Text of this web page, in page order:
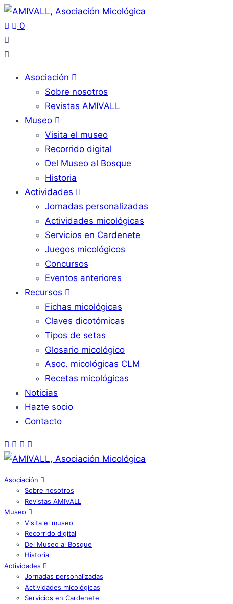
0
Asociación
Sobre nosotros
Revistas AMIVALL
Museo
Visita el museo
Recorrido digital
Del Museo al Bosque
Historia
Actividades
Jornadas personalizadas
Actividades micológicas
Servicios en Cardenete
Juegos micológicos
Concursos
Eventos anteriores
Recursos
Fichas micológicas
Claves dicotómicas
Tipos de setas
Glosario micológico
Asoc. micológicas CLM
Recetas micológicas
Noticias
Hazte socio
Contacto
Asociación
Sobre nosotros
Revistas AMIVALL
Museo
Visita el museo
Recorrido digital
Del Museo al Bosque
Historia
Actividades
Jornadas personalizadas
Actividades micológicas
Servicios en Cardenete